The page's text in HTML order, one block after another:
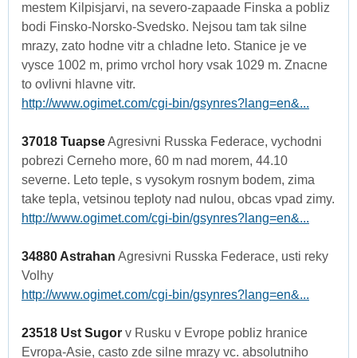
mestem Kilpisjarvi, na severo-zapaade Finska a pobliz
bodi Finsko-Norsko-Svedsko. Nejsou tam tak silne
mrazy, zato hodne vitr a chladne leto. Stanice je ve
vysce 1002 m, primo vrchol hory vsak 1029 m. Znacne
to ovlivni hlavne vitr.
http://www.ogimet.com/cgi-bin/gsynres?lang=en&...
37018 TuapseAgresivni Russka Federace, vychodni
pobrezi Cerneho more, 60 m nad morem, 44.10
severne. Leto teple, s vysokym rosnym bodem, zima
take tepla, vetsinou teploty nad nulou, obcas vpad zimy.
http://www.ogimet.com/cgi-bin/gsynres?lang=en&...
34880 Astrahan Agresivni Russka Federace, usti reky
Volhy
http://www.ogimet.com/cgi-bin/gsynres?lang=en&...
23518 Ust Sugor v Rusku v Evrope pobliz hranice
Evropa-Asie, casto zde silne mrazy vc. absolutniho